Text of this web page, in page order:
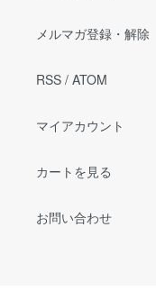
メルマガ登録・解除
RSS / ATOM
マイアカウント
カートを見る
お問い合わせ